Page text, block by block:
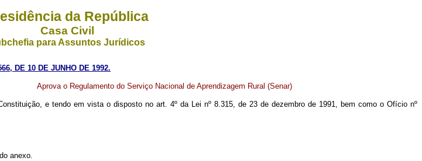
da República
Casa Civil
para Assuntos Jurídicos
DE 10 DE JUNHO DE 1992.
Aprova o Regulamento do Serviço Nacional de Aprendizagem Rural (Senar)
e tendo em vista o disposto no art. 4º da Lei nº 8.315, de 23 de dezembro de 1991, bem como o Ofício nº
anexo.